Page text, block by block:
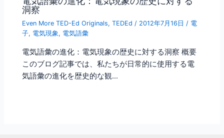
洞察
Even More TED-Ed Originals,TEDEd / 2012年7月16日/ 電
子, 電気現象, 電気語彙
電気語彙の進化：電気現象の歴史に対する洞察 概要
このブログ記事では、私たちが日常的に使用する電
気語彙の進化を歴史的な観…